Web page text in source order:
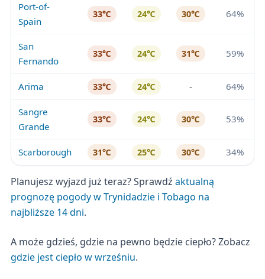
Port-of-
Spain
33℃ 24℃ 30℃ 64%
San
Fernando
33℃ 24℃ 31℃ 59%
Arima 33℃ 24℃ - 64%
Sangre
Grande
33℃ 24℃ 30℃ 53%
Scarborough 31℃ 25℃ 30℃ 34%
Planujesz wyjazd już teraz? Sprawdź aktualną
prognozę pogody w Trynidadzie i Tobago na
najbliższe 14 dni.
A może gdzieś, gdzie na pewno będzie ciepło? Zobacz
gdzie jest ciepło w wrześniu.